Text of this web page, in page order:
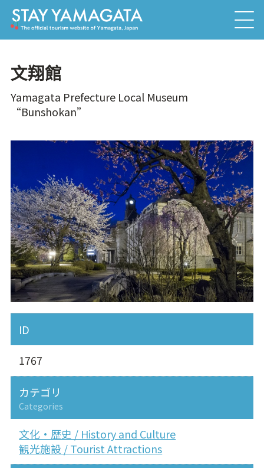
文翔館
Yamagata Prefecture Local Museum
“Bunshokan”
ID
1767
カテゴリ
Categories
文化・歴史 / History and Culture
観光施設 / Tourist Attractions